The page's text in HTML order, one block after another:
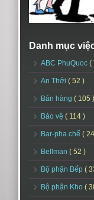
Danh mục
ABC PhuQuoc (
An Thới ( 52 )
Bán hàng ( 105 )
Bảo vệ ( 114 )
Bar-pha chế (
Bellman ( 52 )
Bộ phận Bếp (
Bộ phận Kho (